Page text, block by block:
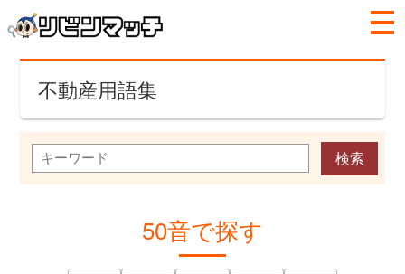
不動産用語集
50音で探す